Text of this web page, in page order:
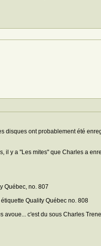
disques ont probablement été
il y a "Les mites" que Charles a
Québec, no. 807
Quality Québec no. 808
avoue... c'est du sous Charles